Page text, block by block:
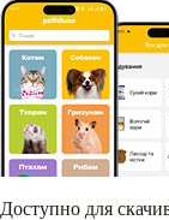
Доступно для